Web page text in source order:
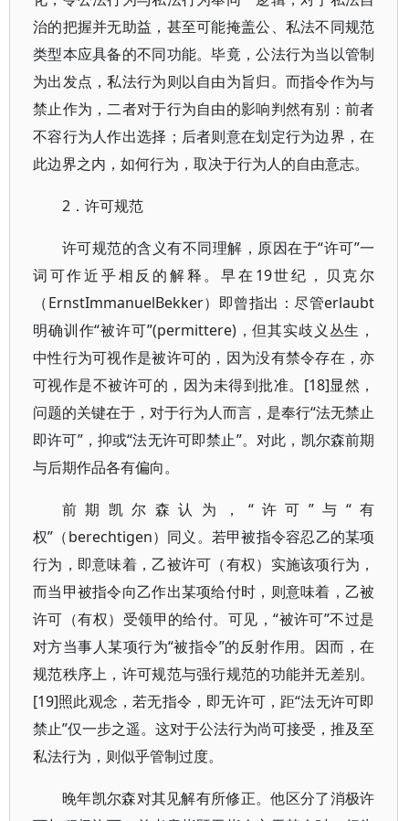
治的把握并无助益，甚至可能掩盖公、私法不同规范
类型本应具备的不同功能。毕竟，公法行为当以管制
为出发点，私法行为则以自由为旨归。而指令作为与
禁止作为，二者对于行为自由的影响判然有别：前者
不容行为人作出选择；后者则意在划定行为边界，在
此边界之内，如何行为，取决于行为人的自由意志。
2．许可规范
许可规范的含义有不同理解，原因在于“许可”一
词可作近乎相反的解释。早在19世纪，贝克尔
（ErnstImmanuelBekker）即曾指出：尽管erlaubt
明确训作“被许可”(permittere)，但其实歧义丛生，
中性行为可视作是被许可的，因为没有禁令存在，亦
可视作是不被许可的，因为未得到批准。[18]显然，
问题的关键在于，对于行为人而言，是奉行“法无禁止
即许可”，抑或“法无许可即禁止”。对此，凯尔森前期
与后期作品各有偏向。
前期凯尔森认为，“许可”与“有
权”（berechtigen）同义。若甲被指令容忍乙的某项
行为，即意味着，乙被许可（有权）实施该项行为，
而当甲被指令向乙作出某项给付时，则意味着，乙被
许可（有权）受领甲的给付。可见，“被许可”不过是
对方当事人某项行为“被指令”的反射作用。因而，在
规范秩序上，许可规范与强行规范的功能并无差别。
[19]照此观念，若无指令，即无许可，距“法无许可即
禁止”仅一步之遥。这对于公法行为尚可接受，推及至
私法行为，则似乎管制过度。
晚年凯尔森对其见解有所修正。他区分了消极许